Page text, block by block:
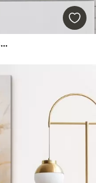
Абстрактна композиція, імітація живопису